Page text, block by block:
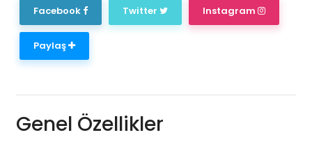
Facebook Twitter Instagram
Paylaş
Genel Özellikler